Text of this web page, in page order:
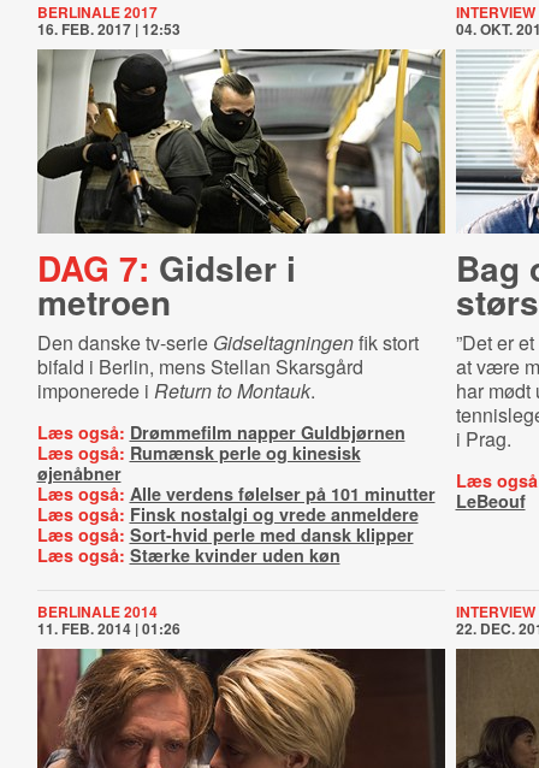
BERLINALE 2017
16. FEB. 2017 | 12:53
DAG 7: Gidsler i
metroen
Den danske tv-serie Gidseltagningenfik stort
bifald i Berlin, mens Stellan Skarsgård
imponerede i Return to Montauk.
Læs også: Drømmefilm napper Guldbjørnen
Læs også: Rumænsk perle og kinesisk
øjenåbner
Læs også: Alle verdens følelser på 101 minutter
Læs også: Finsk nostalgi og vrede anmeldere
Læs også: Sort-hvid perle med dansk klipper
Læs også: Stærke kvinder uden køn
INTERVIEW
04. OKT.
Bag
”Det er
at være
har mødt
i Prag.
Læs
LeBeouf
BERLINALE 2014
11. FEB. 2014 | 01:26
INTERVIEW
22. DEC.